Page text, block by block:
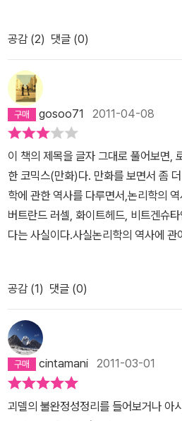
트헤드 교수와 같이 연구하기로 했어.
시작을 해야만 했어. 아예 화이트헤드
어. 연구에 몰두하면할수록 아내 앨리
국 헤어지게 되었지. 그리고 화이트헤
사랑에 빠지기도 했어. 그 사랑이 얼마
세하게 이야기하지는 않았지만, 진지했
헤드가 공동 연구를 같이 한 지 10년이
지만, 그동안 그들이 해온 연구를 책으
에서거절을 했어. 우여곡절 끝에 책을
보지 못했어. 그리고 완독하기에는 책
페이지가 넘었거든. 그런데 그 책을 완
는 수학자야. 아빠는 괴델이라는 과학
야기했던 아포스톨로스 독시아디스의
로운 수학 천재 이야기>에서 나왔었거
원리를 세상을 발표하게 된단다. 답이
했어. 당시 학자들은 모든 것에는 진리
에는답이 있다고 생각했어. 단지 현시점
라고 말이야. 그런데 괴델은 그것이 아
다고 했어. 즉, 어떤 진리에 대해서는
사실이다. 그러나 ' 논리학 ' 이라는 학
따져놓고 본다면 판단이나 개념의 내용
기 위한 사고의 경로나 그 형태를 이성
과 논리학은 서로 유사하다. 무엇보다
서 떨어져나온 한 핏줄 학문이라고 말할
스의 철학자 아리스토텔레스를 통해서
체계를 확립할 수 있었으며 그 후로 뛰
적 인식을 올바른 것으로 하기 위해, 아
학 대신 모두 제각기의 입장에서 특징
였다. 어쨌든 논리학자들이 보여주는
로 돌아가자면 이성적으로 판단하고 생
정신이 아니라는 사실은 우리가 생각
31살에 쓴 수학자이자 논리학자이며 평
회학자였다. 그런 그가 정신분열증의
던 것일까? ' 확실성 ' 이라는 이상과
갈등 러셀은 논리학을 통해 완전무결한
생을 바치게 된다. 처음에는 수학을 통
러셀의 지적 욕망은 시간이 지나면서 따
도 그의 자식들이었다.개인의 성찰, 사
대한 진지한 고민을 마다하지 않았던 그
랴. 이해를 돕기 위해 '러셀의 역설'에
러분, 나는 지금 거짓말을 하고 있습니
을 하고 있다면 사실 참말을 하고 있는
하고 있다면 거짓말을 하고 있는 거고요
역설이 일어나기 쉬워요.' - <로지코믹
돌아가자.어느 날 그는 광기와 불확실
실성의 세계가 있으리라 희망한다. '수
하고 수학을 통해 세계에 대한 앎을 얻
진한다. 그는 왜 그런 목표를 세웠을까
난장판이었는데, 이는 마치 인도 신화
었다. 비록 수학이 코끼리를 등에 지고
'논리학'을 처음부터 다시 세우기로 결
'1+1=2' 증명에 362쪽이 걸린 2천페이
근 30년 동안 무지막지하게 난해하고
빠.짐없이 읽은 독자를 만나는데, 그가
르트 괴델도 있다) 비트겐슈타인의 수
지 수학공리를 밝히기 위해 세계대전
술술 잘 읽힌다.(깊이와 내공이 없어서
때문일지도..ㅠ)이야기 구성과 내용전개
그러나 주제가 너무 어렵다. 수학과 논
이해가 없다보니... 언급되는 단어의 개
하다.좀 더 현대철학의 논리전개에 대
한번 보면 좋을 것 같다.나의 무식함과
오늘이다.
공감 (2) 댓글 (0)
gosoo71 2011-04-08
이 책의 제목을 글자 그대로 풀어보면,
한 코믹스(만화)다. 만화를 보면서 좀
학에 관한 역사를 다루면서,논리학의
버트란드 러셀, 화이트헤드, 비트겐슈
다는 사실이다.사실논리학의 역사에 관
념의 모험> 정도 인 것 같다. 하지만로
들 중에선 없는 것 같다.그나마도 최근
>를 읽은 지도 한십년이 되었으니, 기
데, 대체 이 책을 왜 산 것일까? 곰곰히
러셀때문이면서, 전대호라는 번역자 때
에 대한 호기심 때문이었던 것 같다. 그
는것은 과학(science)을 의미하는 것이
만화를 읽고나니 이 책이 이야기하고
공감 (1) 댓글 (0)
cintamani 2011-03-01
괴델의 불완정성정리를 들어보거나 아